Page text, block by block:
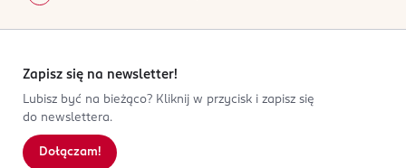
Zapisz się na newsletter!
Lubisz być na bieżąco? Kliknij w przycisk i zapisz się
do newslettera.
Dołączam!